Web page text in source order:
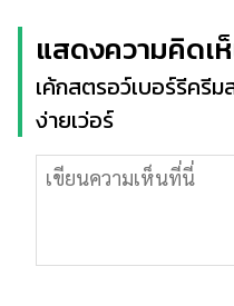
แสดงความคิดเ
เค้กสตรอว์เบอร์รีครี
ง่ายเว่อร์